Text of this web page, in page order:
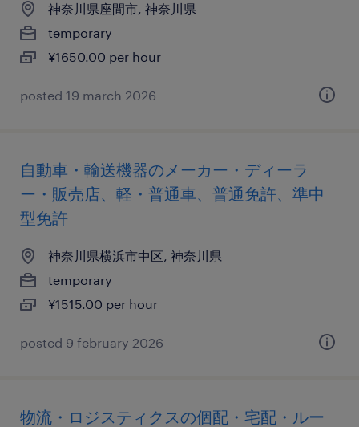
神奈川県座間市, 神奈川県
temporary
¥1650.00 per hour
posted 19 march 2026
自動車・輸送機器のメーカー・ディーラ
ー・販売店、軽・普通車、普通免許、準中
型免許
神奈川県横浜市中区, 神奈川県
temporary
¥1515.00 per hour
posted 9 february 2026
物流・ロジスティクスの個配・宅配・ルー